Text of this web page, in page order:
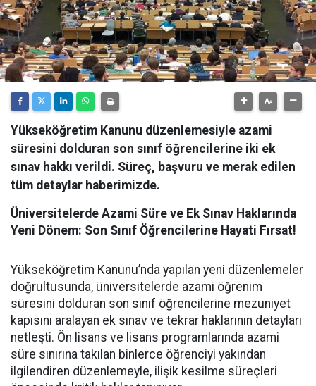
Yükseköğretim Kanunu düzenlemesiyle azami
süresini dolduran son sınıf öğrencilerine iki ek
sınav hakkı verildi. Süreç, başvuru ve merak edilen
tüm detaylar haberimizde.
Üniversitelerde Azami Süre ve Ek Sınav Haklarında
Yeni Dönem: Son Sınıf Öğrencilerine Hayati Fırsat!
​Yükseköğretim Kanunu’nda yapılan yeni düzenlemeler
doğrultusunda, üniversitelerde azami öğrenim
süresini dolduran son sınıf öğrencilerine mezuniyet
kapısını aralayan ek sınav ve tekrar haklarının detayları
netleşti. Ön lisans ve lisans programlarında azami
süre sınırına takılan binlerce öğrenciyi yakından
ilgilendiren düzenlemeyle, ilişik kesilme süreçleri